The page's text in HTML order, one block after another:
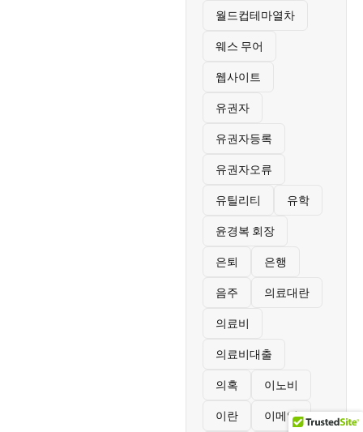
월드컵테마열차
웨스 무어
웹사이트
유권자
유권자등록
유권자오류
유틸리티 유학
윤경복 회장
은퇴 은행
음주 의료대란
의료비
의료비대출
의혹 이노비
이란 이메일